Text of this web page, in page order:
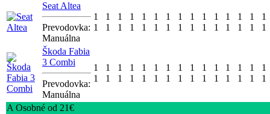
Seat Altea
Prevodovka:
Manuálna
1
1
1
1
1
1
1
1
1
1
1
1
1
1
1
1
1
1
1
1
1
1
1
1
1
1
1
1
1
1
Škoda Fabia
3 Combi
Prevodovka:
Manuálna
1
1
1
1
1
1
1
1
1
1
1
1
1
1
1
1
1
1
1
1
1
1
1
1
1
1
1
1
1
1
A Osobné od 21€